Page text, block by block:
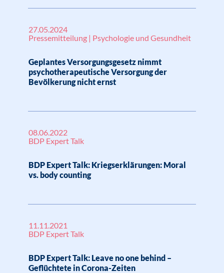
27.05.2024
Pressemitteilung | Psychologie und Gesundheit
Geplantes Versorgungsgesetz nimmt
psychotherapeutische Versorgung der
Bevölkerung nicht ernst
08.06.2022
BDP Expert Talk
BDP Expert Talk: Kriegserklärungen: Moral
vs. body counting
11.11.2021
BDP Expert Talk
BDP Expert Talk: Leave no one behind –
Geflüchtete in Corona-Zeiten